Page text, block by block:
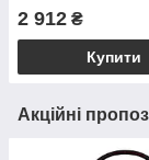
чорного кольору
2 912 ₴
Купити
Акційні